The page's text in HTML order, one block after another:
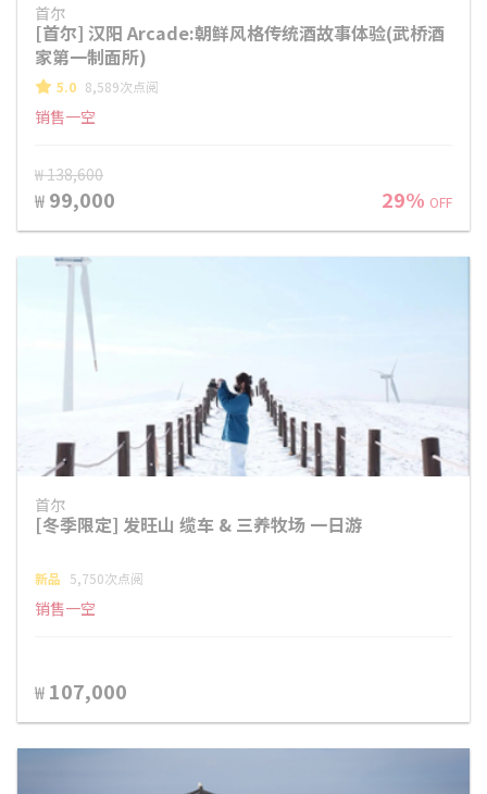
首尔
[首尔] 汉阳 Arcade:朝鲜风格传统酒故事体验(武桥酒
家第一制面所)
5.0 8,589次点阅
销售一空
₩ 138,600
₩ 99,000 29% OFF
首尔
[冬季限定] 发旺山 缆车 & 三养牧场 一日游
新品 5,750次点阅
销售一空
₩ 107,000